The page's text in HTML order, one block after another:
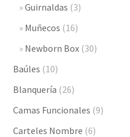
Guirnaldas (3)
Muñecos (16)
Newborn Box (30)
Baúles (10)
Blanquería (26)
Camas Funcionales (9)
Carteles Nombre (6)